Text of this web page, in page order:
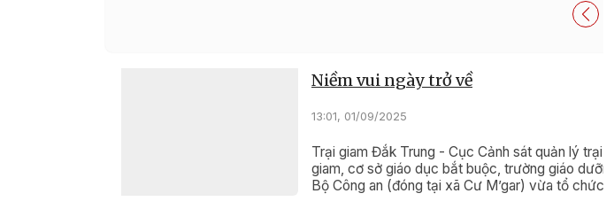
Niềm vui ngày trở về
13:01, 01/09/2025
Trại giam Đắk Trung - Cục Cảnh sát quản lý trại
giam, cơ sở giáo dục bắt buộc, trường giáo dưỡng,
Bộ Công an (đóng tại xã Cư M’gar) vừa tổ chức